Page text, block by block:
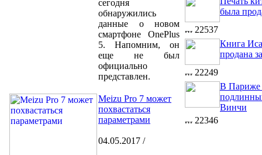
сегодня
обнаружились
данные о новом
смартфоне OnePlus
5. Напомним, он
еще не был
официально
представлен.
Meizu Pro 7 может
похвастаться
параметрами
04.05.2017 /
была
22537
Книга
продана
22249
В Париже
Винчи
22346